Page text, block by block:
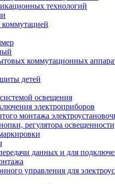
технологий
коммутационных
детей
освещения
электроприборов
монтажа
регулятора
данных и для
управления для